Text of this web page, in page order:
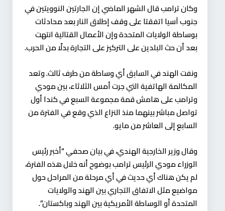
وكان ترامب قال الشهر الماضي إن الجارتين النوويتين في
جنوب آسيا اتفقتا على وقف إطلاق النار بعد محادثات
بوساطة الولايات المتحدة وإن الأعمال القتالية انتهت
بعد أن حث البلدين على التركيز على التجارة بدلًا من الحرب.
ونفت الهند في السابق أي وساطة من طرف ثالث. وتعد
المكالمة الهاتفية التي جرت أمس الثلاثاء، بين مودي
وترامب على هامش قمة مجموعة السبع في كندا أول
تواصل مباشر بينهما منذ النزاع الذي وقع في الفترة من
السابع إلى العاشر من مايو.
وقال وزير الخارجية الهندي، في بيان صحفي “أخبر رئيس
الوزراء مودي الرئيس ترامب بوضوح أنه خلال هذه الفترة،
لم يكن هناك أي حديث في أي مرحلة من المراحل حول
مواضيع مثل الاتفاق التجاري بين الهند والولايات
المتحدة أو الوساطة الأمريكية بين الهند وباكستان”.